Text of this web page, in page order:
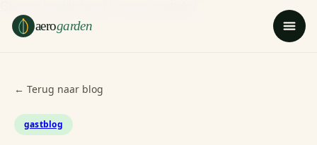
aerogarden
← Terug naar blog
gastblog